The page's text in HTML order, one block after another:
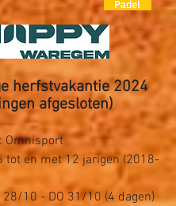
herfstvakantie 2024
afgesloten)
Omnisport
tot en met 12 jarigen (2018-
28/10 - DO 31/10 (4 dagen)